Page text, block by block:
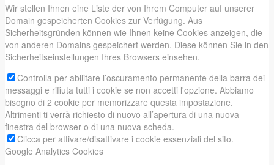
Wir stellen Ihnen eine Liste der von Ihrem Computer auf unserer
Domain gespeicherten Cookies zur Verfügung. Aus
Sicherheitsgründen können wie Ihnen keine Cookies anzeigen, die
von anderen Domains gespeichert werden. Diese können Sie in den
Sicherheitseinstellungen Ihres Browsers einsehen.
Controlla per abilitare l’oscuramento permanente della barra dei
messaggi e rifiuta tutti i cookie se non accetti l'opzione. Abbiamo
bisogno di 2 cookie per memorizzare questa impostazione.
Altrimenti ti verrà richiesto di nuovo all’apertura di una nuova
finestra del browser o di una nuova scheda.
Clicca per attivare/disattivare i cookie essenziali del sito.
Google Analytics Cookies